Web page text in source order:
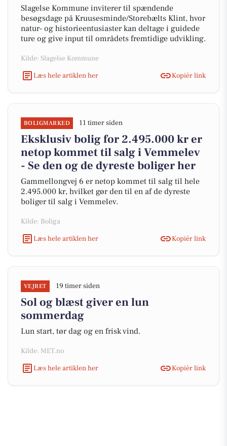
Slagelse Kommune inviterer til spændende
besøgsdage på Kruusesminde/Storebælts Klint, hvor
natur- og historieentusiaster kan deltage i guidede
ture og give input til områdets fremtidige udvikling.
Kilde: Slagelse Kommune
Læs hele artiklen her
Kopiér link
BOLIGMARKED 11 timer siden
Eksklusiv bolig for 2.495.000 kr er
netop kommet til salg i Vemmelev
- Se den og de dyreste boliger her
Gammellongvej 6 er netop kommet til salg til hele
2.495.000 kr, hvilket gør den til en af de dyreste
boliger til salg i Vemmelev.
Kilde: Boliga
Læs hele artiklen her
Kopiér link
VEJRET 19 timer siden
Sol og blæst giver en lun
sommerdag
Lun start, tør dag og en frisk vind.
Kilde: MET.no
Læs hele artiklen her
Kopiér link